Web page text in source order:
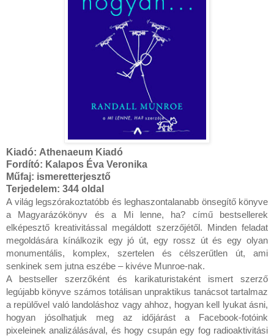
Kiadó: Athenaeum Kiadó
Fordító: Kalapos Éva Veronika
Műfaj: ismeretterjesztő
Terjedelem: 344 oldal
A világ legszórakoztatóbb és leghaszontalanabb önsegítő könyve
a Magyarázókönyv és a Mi lenne, ha? című bestsellerek
elképesztő kreativitással megáldott szerzőjétől. Minden feladat
megoldására kínálkozik egy jó út, egy rossz út és egy olyan
monumentális, komplex, szertelen és célszerűtlen út, ami
senkinek sem jutna eszébe – kivéve Munroe-nak.
A bestseller szerzőként és karikaturistaként ismert szerző
legújabb könyve számos totálisan unpraktikus tanácsot tartalmaz
a repülővel való landoláshoz vagy ahhoz, hogyan kell lyukat ásni,
hogyan jósolhatjuk meg az időjárást a Facebook-fotóink
pixeleinek analizálásával, és hogy csupán egy fog radioaktivitási